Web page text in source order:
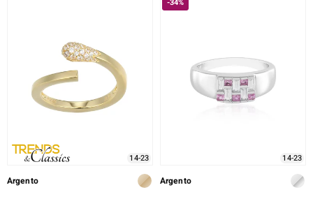
14-23
Argento
-34%
14-23
Argento